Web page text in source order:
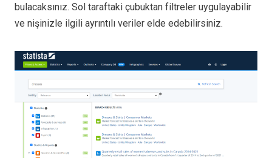
bulacaksınız. Sol taraftaki çubuktan filtreler uygulayabilir
ve nişinizle ilgili ayrıntılı veriler elde edebilirsiniz.